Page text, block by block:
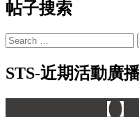
帖子搜索
Search
for:
STS-近期活動廣
【 】